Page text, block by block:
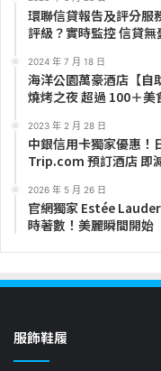
環聯信貸報告及評分服
評級？實時監控 信貸無
2024 年 7 月 18 日
海洋公園萬豪酒店【自
燒烤之夜 超過 100＋美
2023 年 2 月 28 日
中銀信用卡獨家優惠！
Trip.com 預訂酒店 即
2026 年 5 月 26 日
官網獨家 Estée
時著數！美麗瞬間開始
服飾鞋履